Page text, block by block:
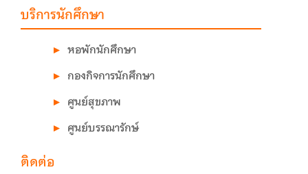
บริการนักศึกษา
หอพักนักศึกษา
กองกิจการนักศึกษา
ศูนย์สุขภาพ
ศูนย์บรรณารักษ์
ติดต่อ